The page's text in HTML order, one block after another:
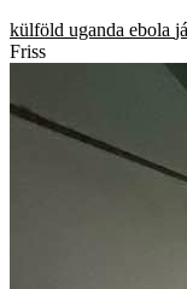
külföld uganda ebola
Friss